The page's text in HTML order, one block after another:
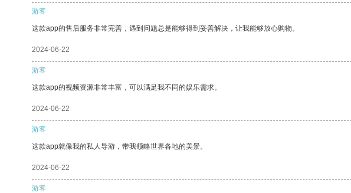
游客
这款app的售后服务非常完善，遇到问题总是能够得到妥善解决，让我能够放心购物。
2024-06-22
游客
这款app的视频资源非常丰富，可以满足我不同的娱乐需求。
2024-06-22
游客
这款app就像我的私人导游，带我领略世界各地的美景。
2024-06-22
游客